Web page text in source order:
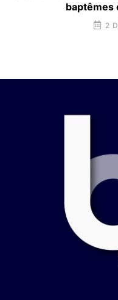
baptêmes
2